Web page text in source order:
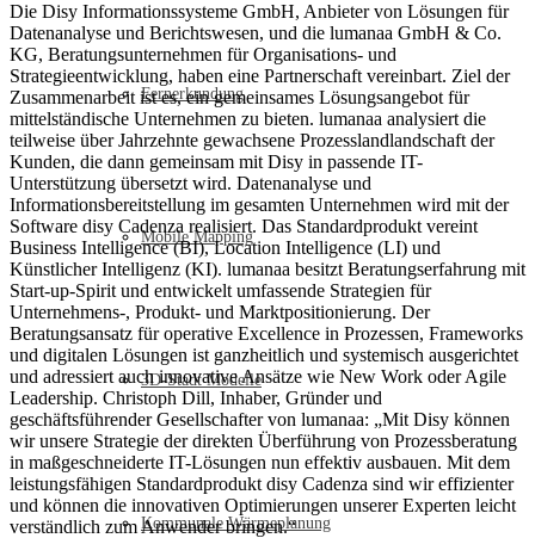
Fernerkundung
Mobile Mapping
3D-Stadt Modelle
Kommunale Wärmeplanung
Die Disy Informationssysteme GmbH, Anbieter von Lösungen für
Datenanalyse und Berichtswesen, und die lumanaa GmbH & Co.
KG, Beratungsunternehmen für Organisations- und
Strategieentwicklung, haben eine Partnerschaft vereinbart. Ziel der
Zusammenarbeit ist es, ein gemeinsames Lösungsangebot für
mittelständische Unternehmen zu bieten. lumanaa analysiert die
teilweise über Jahrzehnte gewachsene Prozesslandlandschaft der
Kunden, die dann gemeinsam mit Disy in passende IT-
Unterstützung übersetzt wird. Datenanalyse und
Informationsbereitstellung im gesamten Unternehmen wird mit der
Software disy Cadenza realisiert. Das Standardprodukt vereint
Business Intelligence (BI), Location Intelligence (LI) und
Künstlicher Intelligenz (KI). lumanaa besitzt Beratungserfahrung mit
Start-up-Spirit und entwickelt umfassende Strategien für
Unternehmens-, Produkt- und Marktpositionierung. Der
Beratungsansatz für operative Excellence in Prozessen, Frameworks
und digitalen Lösungen ist ganzheitlich und systemisch ausgerichtet
und adressiert auch innovative Ansätze wie New Work oder Agile
Leadership. Christoph Dill, Inhaber, Gründer und
geschäftsführender Gesellschafter von lumanaa: „Mit Disy können
wir unsere Strategie der direkten Überführung von Prozessberatung
in maßgeschneiderte IT-Lösungen nun effektiv ausbauen. Mit dem
leistungsfähigen Standardprodukt disy Cadenza sind wir effizienter
und können die innovativen Optimierungen unserer Experten leicht
verständlich zum Anwender bringen.“